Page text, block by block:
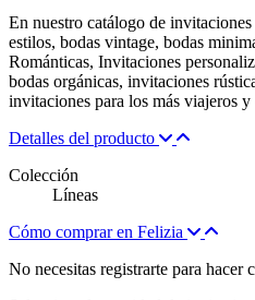
En nuestro catálogo de
estilos, bodas vintage, bodas
Románticas, Invitaciones
bodas orgánicas, invitaciones
invitaciones para los más viajeros y
Detalles del producto
Colección
Líneas
Cómo comprar en Felizia
No necesitas registrarte para hacer